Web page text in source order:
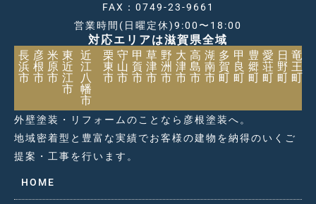
FAX：0749-23-9661
営業時間(日曜定休)9:00〜18:00
対応エリアは滋賀県全域
長
浜
市
彦
根
市
米
原
市
東
近
江
市
近
江
八
幡
市
栗
東
市
守
山
市
甲
賀
市
草
津
市
野
洲
市
大
津
市
高
島
市
湖
南
市
多
賀
町
甲
良
町
豊
郷
町
愛
荘
町
日
野
町
竜
王
町
外壁塗装・リフォームのことなら彦根塗装へ。
地域密着型と豊富な実績でお客様の建物を納得のいくご
提案・工事を行います。
HOME